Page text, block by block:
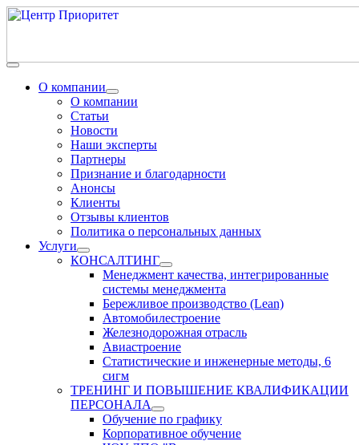
О компании
О компании
Статьи
Новости
Наши эксперты
Партнеры
Признание и благодарности
Анонсы
Клиенты
Отзывы клиентов
Политика о персональных данных
Услуги
КОНСАЛТИНГ
Менеджмент качества, интегрированные
системы менеджмента
Бережливое производство (Lean)
Автомобилестроение
Железнодорожная отрасль
Авиастроение
Статистические и инженерные методы, 6
сигм
ТРЕНИНГ И ПОВЫШЕНИЕ КВАЛИФИКАЦИИ
ПЕРСОНАЛА
Обучение по графику
Корпоративное обучение